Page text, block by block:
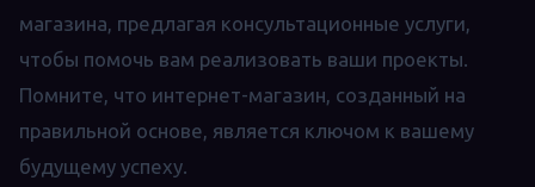
магазина, предлагая консультационные услуги,
чтобы помочь вам реализовать ваши проекты.
Помните, что интернет-магазин, созданный на
правильной основе, является ключом к вашему
будущему успеху.